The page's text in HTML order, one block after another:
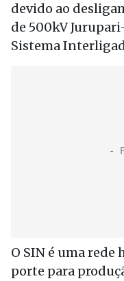
devido ao
de 500kV
Sistema
O SIN é uma
porte para